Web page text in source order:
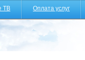
ТВ Оплата услуг